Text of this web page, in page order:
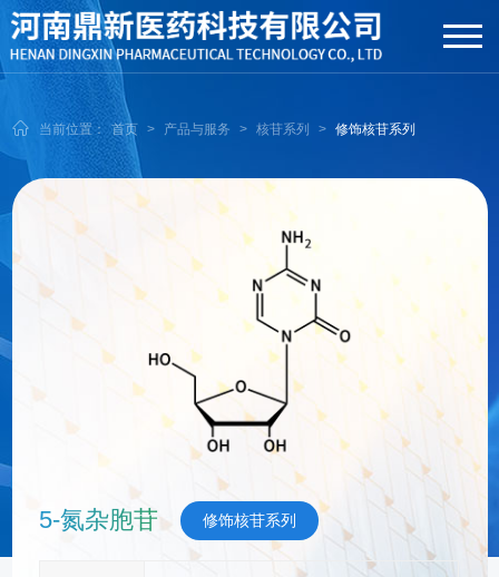
当前位置： 首页 > 产品与服务 > 核苷系列 > 修饰核苷系列
5-氮杂胞苷 修饰核苷系列